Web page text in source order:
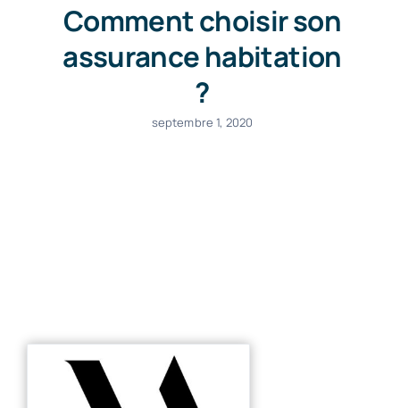
Comment choisir son
assurance habitation
?
septembre 1, 2020